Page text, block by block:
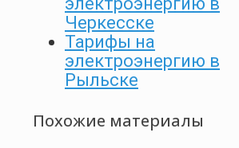
Черкесске
Тарифы на
электроэнергию в
Рыльске
Похожие материалы